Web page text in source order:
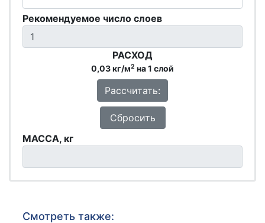
Рекомендуемое число слоев
РАСХОД
0,03 кг/м2 на 1 слой
Рассчитать:
Сбросить
МАССА, кг
Смотреть также: